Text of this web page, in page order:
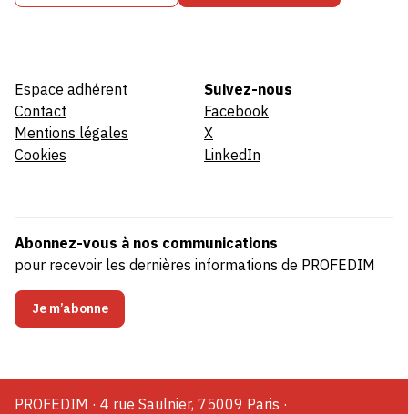
Espace adhérent
Contact
Mentions légales
Cookies
Suivez-nous
Facebook
X
LinkedIn
Abonnez-vous à nos communications
pour recevoir les dernières informations de PROFEDIM
Je m’abonne
PROFEDIM · 4 rue Saulnier, 75009 Paris ·